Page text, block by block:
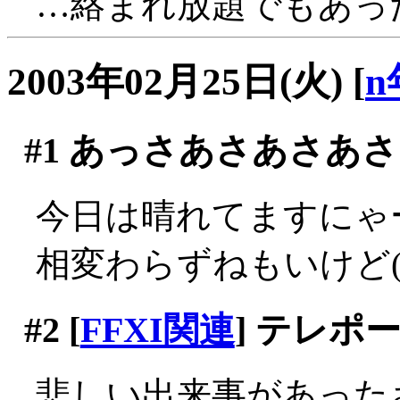
2003年02月25日(火) [n
#1 あっさあさあさあ
今日は晴れてますにゃ
相変わらずねもいけど
#2 [FFXI関連] テレポ